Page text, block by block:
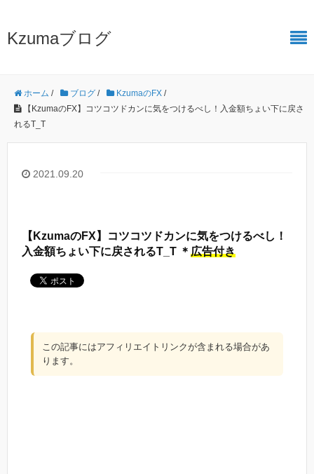
Kzumaブログ
ホーム / ブログ / KzumaのFX /
【KzumaのFX】コツコツドカンに気をつけるべし！入金額ちょい下に戻さ
れるT_T
2021.09.20
【KzumaのFX】コツコツドカンに気をつけるべし！
入金額ちょい下に戻されるT_T ＊ 広告付き
この記事にはアフィリエイトリンクが含まれる場合があ
ります。